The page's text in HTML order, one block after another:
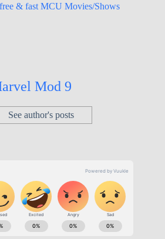
& fast MCU Movies/Shows
Mod 9
See author's posts